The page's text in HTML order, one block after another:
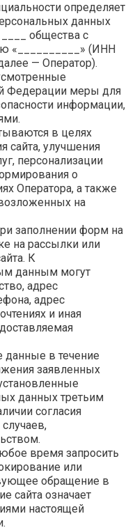
определяет
данных
общества с
«__________» (ИНН
— Оператор).
Федерации меры для
информации,
в целях
сайта, улучшения
персонализации
о
Оператора, а также
на
заполнении форм на
на рассылки или
К
данным могут
адрес
адрес
и иная
данные в течение
заявленных
данных третьим
согласия
время запросить
или
обращение в
сайта означает
настоящей